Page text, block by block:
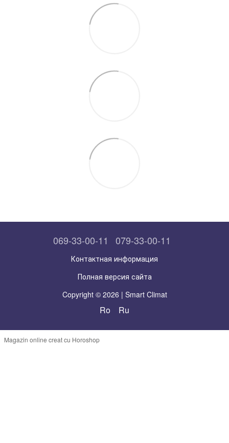
069-33-00-11 079-33-00-11
Контактная информация
Полная версия сайта
Copyright © 2026 | Smart Climat
Ro Ru
Magazin online creat cu Horoshop